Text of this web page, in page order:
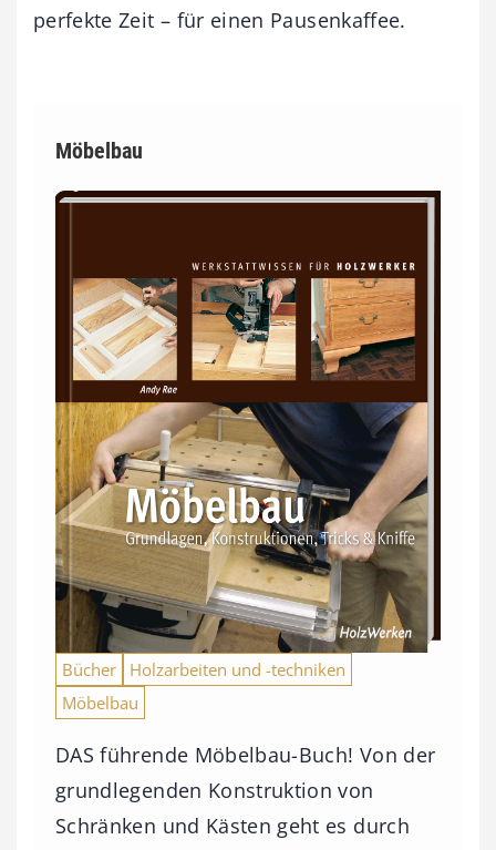
perfekte Zeit – für einen Pausenkaffee.
Möbelbau
Bücher
Holzarbeiten und -techniken
Möbelbau
DAS führende Möbelbau-Buch! Von der
grundlegenden Konstruktion von
Schränken und Kästen geht es durch